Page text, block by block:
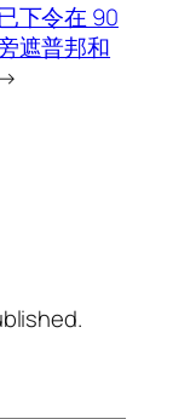
下令在 90
遮普邦和